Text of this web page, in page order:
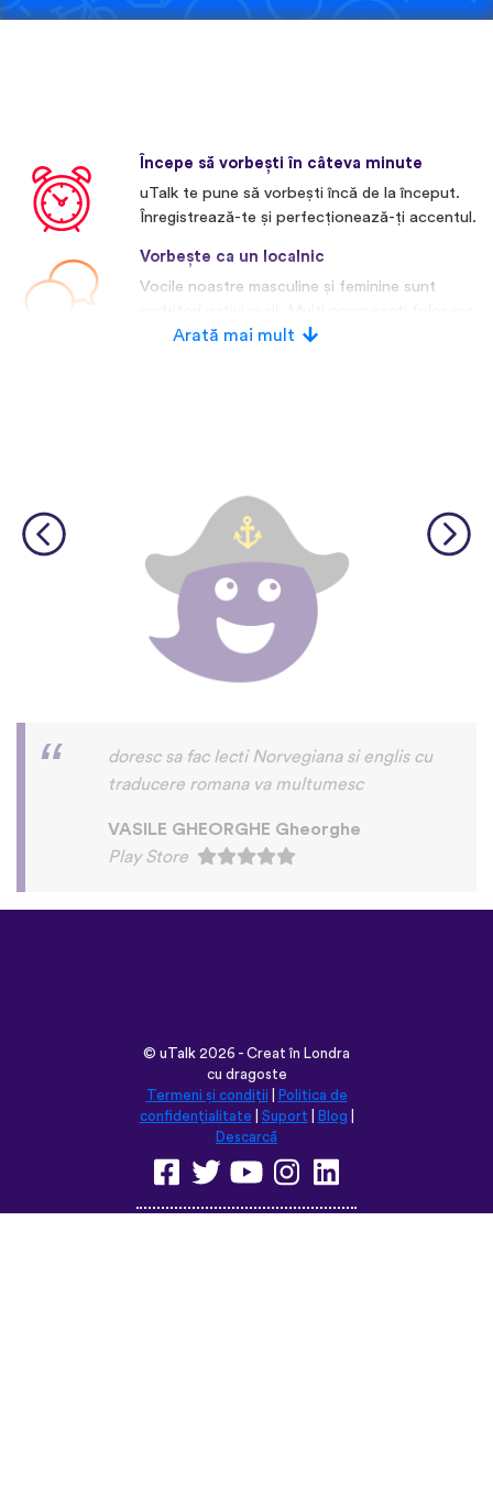
Începe să vorbești în câteva minute
uTalk te pune să vorbești încă de la început.
Înregistrează-te și perfecționează-ți accentul.
Vorbește ca un localnic
Vocile noastre masculine și feminine sunt
voci artificiale.
Arată mai mult